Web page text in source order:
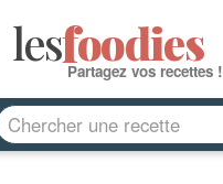
lesfoodies
Partagez vos recettes !